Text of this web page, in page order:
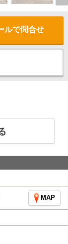
ルで問合せ
MAP